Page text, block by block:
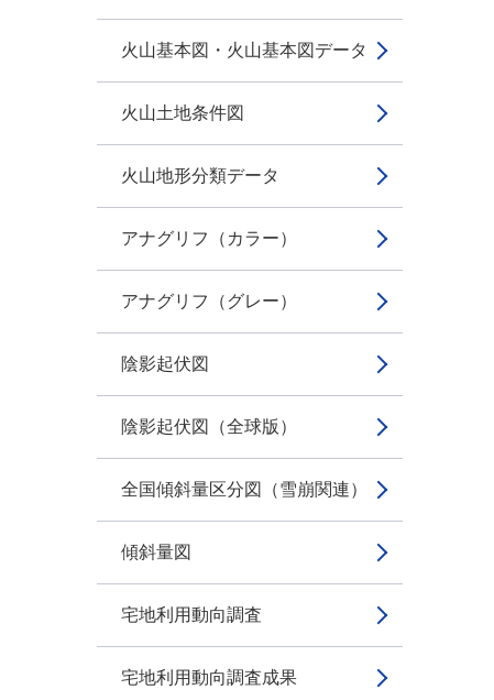
火山基本図・火山基本図データ
火山土地条件図
火山地形分類データ
アナグリフ（カラー）
アナグリフ（グレー）
陰影起伏図
陰影起伏図（全球版）
全国傾斜量区分図（雪崩関連）
傾斜量図
宅地利用動向調査
宅地利用動向調査成果